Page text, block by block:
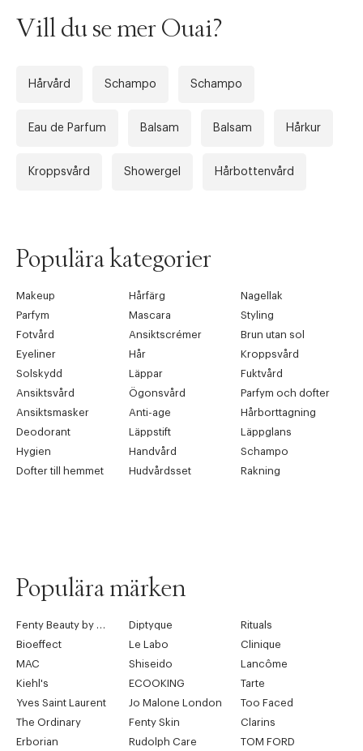
Vill du se mer Ouai?
Hårvård Schampo Schampo
Eau de Parfum Balsam Balsam Hårkur
Kroppsvård Showergel Hårbottenvård
Populära kategorier
Makeup Hårfärg
Nagellak
Parfym
Mascara
Styling
Fotvård
Ansiktscrémer
Brun utan sol
Eyeliner
Hår
Kroppsvård
Solskydd
Läppar
Fuktvård
Ansiktsvård
Ögonsvård
Parfym och dofter
Ansiktsmasker
Anti-age
Hårborttagning
Deodorant
Läppstift
Läppglans
Hygien
Handvård
Schampo
Dofter till hemmet
Hudvårdsset Rakning
Populära märken
Diptyque
Rituals
Bioeffect
Le Labo
Clinique
MAC
Shiseido
Lancôme
Kiehl's
ECOOKING
Tarte
Yves Saint Laurent
Jo Malone London
Too Faced
The Ordinary
Fenty Skin
Clarins
Erborian
Rudolph Care
TOM FORD